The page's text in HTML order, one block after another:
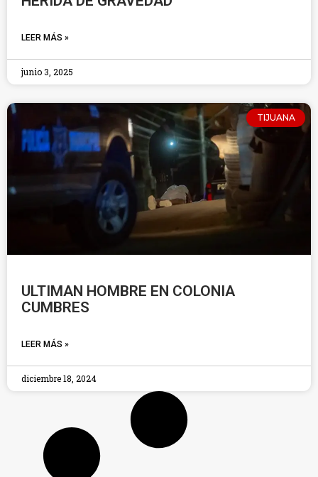
LEER MÁS »
junio 3, 2025
TIJUANA
ULTIMAN HOMBRE EN COLONIA
CUMBRES
LEER MÁS »
diciembre 18, 2024